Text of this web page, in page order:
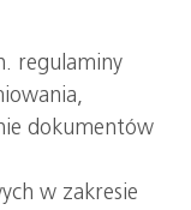
regulaminy
dokumentów
w zakresie